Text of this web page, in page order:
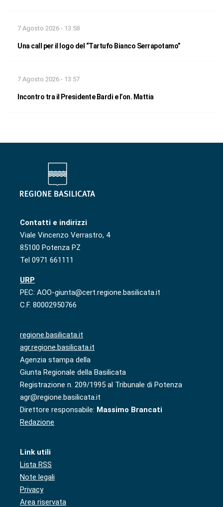
7 Agosto 2026 - 13:58
Una call per il logo del “Tartufo Bianco Serrapotamo”
7 Agosto 2026 - 13:57
Incontro tra il Presidente Bardi e l’on. Mattia
Contatti e indirizzi
Viale Vincenzo Verrastro, 4
85100 Potenza PZ
Tel 0971 661111
URP
PEC: AOO-giunta@cert.regione.basilicata.it
C.F. 80002950766
regione.basilicata.it
agr.regione.basilicata.it
Agenzia stampa della
Giunta Regionale della Basilicata
Registrazione n. 209/1995 al Tribunale di Potenza
agr@regione.basilicata.it
Direttore responsabile: Massimo Brancati
Redazione
Link utili
Lista RSS
Note legali
Privacy
Area riservata